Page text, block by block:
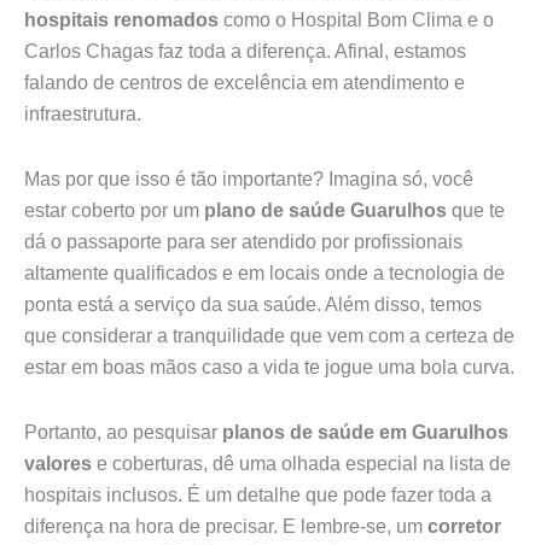
hospitais renomados como o Hospital Bom Clima e o
Carlos Chagas faz toda a diferença. Afinal, estamos
falando de centros de excelência em atendimento e
infraestrutura.
Mas por que isso é tão importante? Imagina só, você
estar coberto por um plano de saúde Guarulhos que te
dá o passaporte para ser atendido por profissionais
altamente qualificados e em locais onde a tecnologia de
ponta está a serviço da sua saúde. Além disso, temos
que considerar a tranquilidade que vem com a certeza de
estar em boas mãos caso a vida te jogue uma bola curva.
Portanto, ao pesquisar planos de saúde em Guarulhos
valores e coberturas, dê uma olhada especial na lista de
hospitais inclusos. É um detalhe que pode fazer toda a
diferença na hora de precisar. E lembre-se, um corretor